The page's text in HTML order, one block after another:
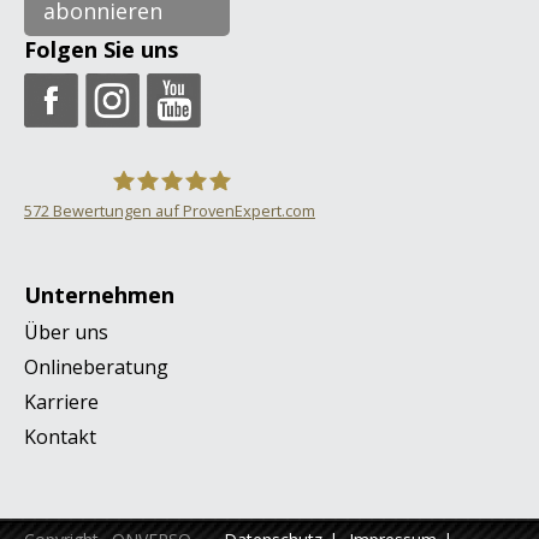
abonnieren
Folgen Sie uns
572 Bewertungen auf ProvenExpert.com
Unternehmen
Über uns
Onlineberatung
Karriere
Kontakt